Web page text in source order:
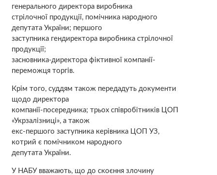
генерального директора виробника
стрілочної продукції, помічника народного
депутата України; першого
заступника гендиректора виробника стрілочної
продукції;
засновника-директора фіктивної компанії-
переможця торгів.
Крім того, суддям також передадуть документи
щодо директора
компанії-посередника; трьох співробітників ЦОП
«Укрзалізниці», а також
екс-першого заступника керівника ЦОП УЗ,
котрий є помічником народного
депутата України.
У НАБУ вважають, що до скоєння злочину